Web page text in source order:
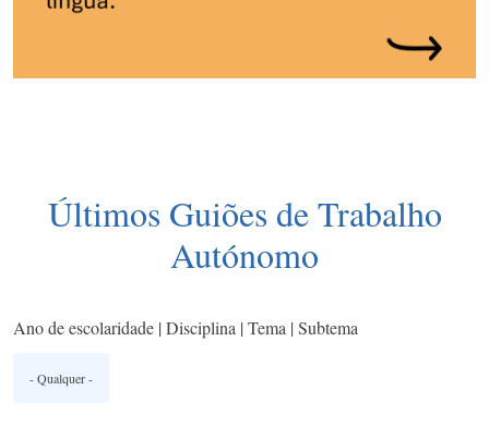
Últimos Guiões de Trabalho
Autónomo
Ano de escolaridade | Disciplina | Tema | Subtema